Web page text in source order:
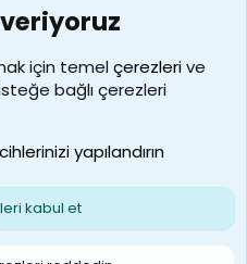
S
için temelçerezlerive
bağlı çerezleri
yapılandırın
kabul et